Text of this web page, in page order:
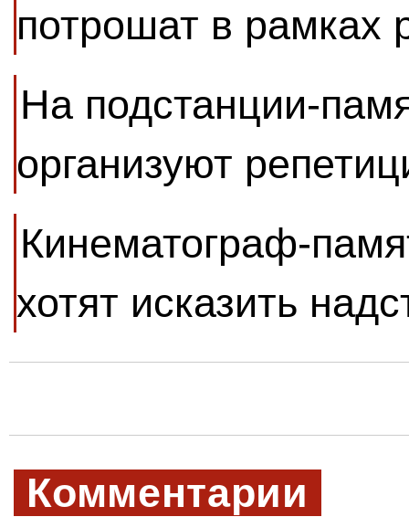
потрошат в рамках
На подстанции-
организуют
Кинематограф-
хотят исказить
Комментарии